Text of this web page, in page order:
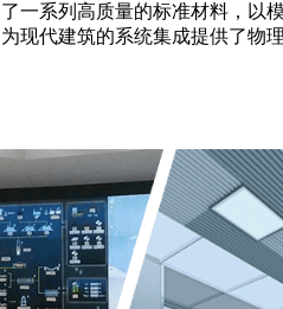
一系列高质量的标准材料，以
现代建筑的系统集成提供了物